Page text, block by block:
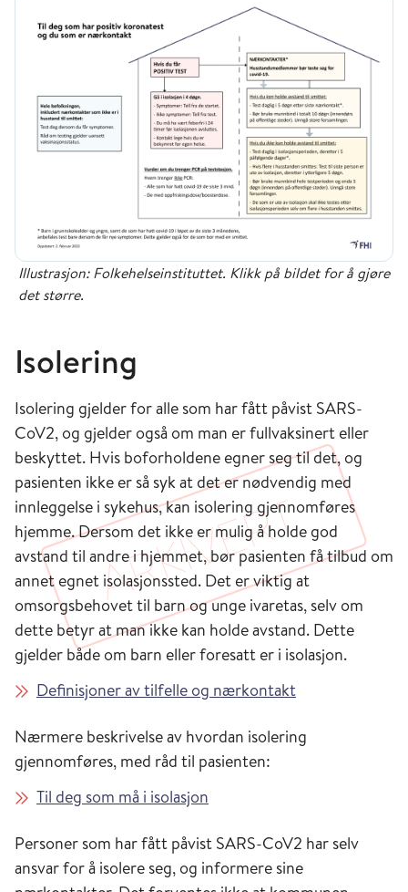
Illustrasjon: Folkehelseinstituttet. Klikk på bildet for å gjøre
det større.
Isolering
Isolering gjelder for alle som har fått påvist SARS-
CoV2, og gjelder også om man er fullvaksinert eller
beskyttet. Hvis boforholdene egner seg til det, og
pasienten ikke er så syk at det er nødvendig med
innleggelse i sykehus, kan isolering gjennomføres
hjemme. Dersom det ikke er mulig å holde god
avstand til andre i hjemmet, bør pasienten få tilbud om
annet egnet isolasjonssted. Det er viktig at
omsorgsbehovet til barn og unge ivaretas, selv om
dette betyr at man ikke kan holde avstand. Dette
gjelder både om barn eller foresatt er i isolasjon.
Definisjoner av tilfelle og nærkontakt
Nærmere beskrivelse av hvordan isolering
gjennomføres, med råd til pasienten:
Til deg som må i isolasjon
Personer som har fått påvist SARS-CoV2 har selv
ansvar for å isolere seg, og informere sine